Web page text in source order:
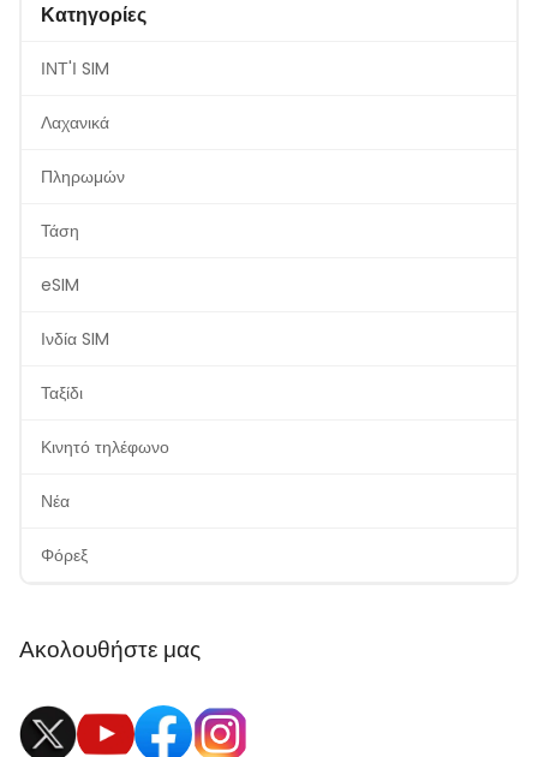
Κατηγορίες
ΙΝΤ'Ι SIM
Λαχανικά
Πληρωμών
Τάση
eSIM
Ινδία SIM
Ταξίδι
Κινητό τηλέφωνο
Νέα
Φόρεξ
Ακολουθήστε μας